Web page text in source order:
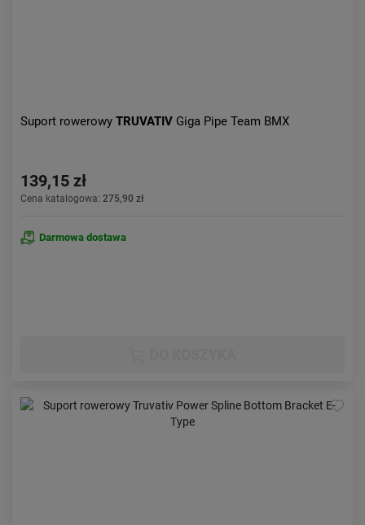
Suport rowerowy TRUVATIV Giga Pipe Team BMX
139,15 zł
Cena katalogowa: 275,90 zł
Darmowa dostawa